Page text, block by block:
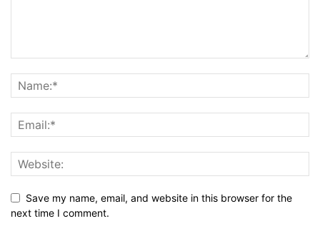
Save my name, email, and website in this browser for the
next time I comment.